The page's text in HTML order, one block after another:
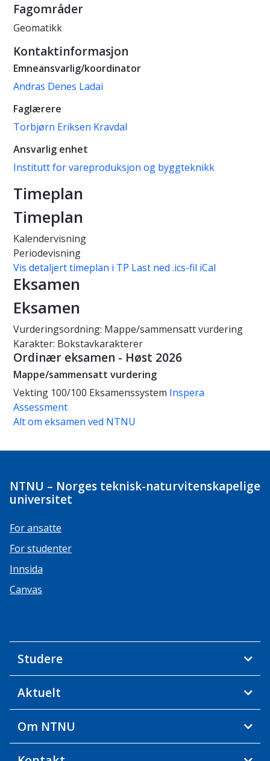
Fagområder
Geomatikk
Kontaktinformasjon
Emneansvarlig/koordinator
Andras Denes Ladai
Faglærere
Torbjørn Eriksen Kravdal
Ansvarlig enhet
Institutt for vareproduksjon og byggteknikk
Timeplan
Timeplan
Kalendervisning
Periodevisning
Vis detaljert timeplan i TP Last ned .ics-fil iCal
Eksamen
Eksamen
Vurderingsordning: Mappe/sammensatt vurdering
Karakter: Bokstavkarakterer
Ordinær eksamen - Høst 2026
Mappe/sammensatt vurdering
Vekting 100/100 Eksamenssystem Inspera
Assessment
Alt om eksamen ved NTNU
NTNU – Norges teknisk-naturvitenskapelige
universitet
For ansatte
For studenter
Innsida
Canvas
Studere
Aktuelt
Om NTNU